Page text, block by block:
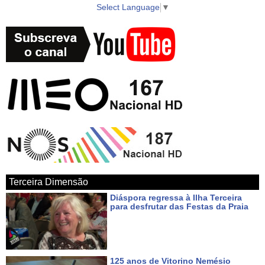
► WebTV AzoresTV http://www.azorestv.com/
► Facebook https://www.facebook.com/vitecazorestv
► Twitter https://twitter.com/azorestv
► Android Google Play App
https://play.google.com/store/apps/details?id=com.azoid.vitec
► Apple iOS App Store https://itunes.apple.com/pt/app/azorestv-by-
vitec/id1434296397?mt=8
► Google Maps
https://www.google.com/maps/place/AzoresTV+by+VITEC/
Select Language ▼
Terceira Dimensão
Diáspora regressa à Ilha Terceira
para desfrutar das Festas da Praia
125 anos de Vitorino Nemésio